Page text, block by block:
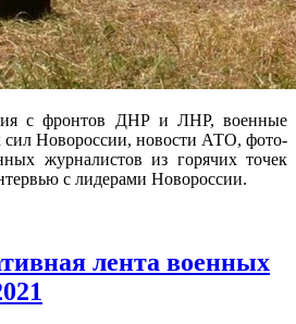
с фронтов ДНР и ЛНР, военные
Новороссии, новости АТО, фото-
журналистов из горячих точек
с лидерами Новороссии.
лента военных